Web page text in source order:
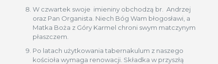
W czwartek swoje imieniny obchodzą br. Andrzej
oraz Pan Organista. Niech Bóg Wam błogosławi, a
Matka Boża z Góry Karmel chroni swym matczynym
płaszczem.
Po latach użytkowania tabernakulum z naszego
kościoła wymaga renowacji. Składka w przyszłą